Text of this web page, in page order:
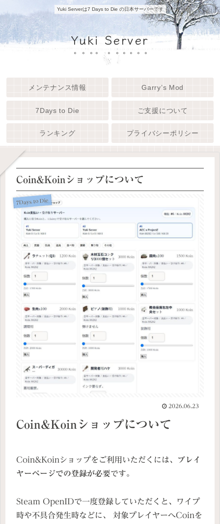
Yuki Serverは7 Days to Die の日本サーバーです
Yuki Server
メンテナンス情報 Garry’s Mod
7Days to Die ご支援について
ランキング プライバシーポリシー
Coin&Koinショップについて
7Days to Die
2026.06.23
Coin&Koinショップについて
Coin&Koinショップをご利用いただくには、
プレイ
ヤーページでの登録が必要です。
Steam OpenIDで一度登録していただくと、ワイプ
時や不具合発生時などに、 対象プレイヤーへCoinを